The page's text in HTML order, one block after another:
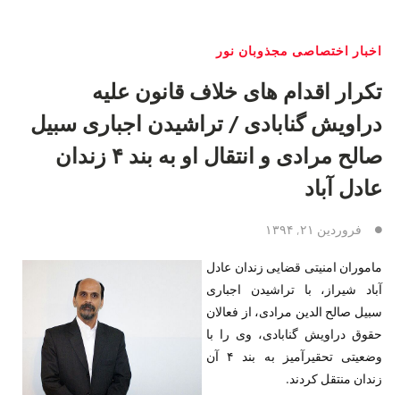
اخبار اختصاصی مجذوبان نور
تکرار اقدام هاى خلاف قانون علیه
دراویش گنابادى / تراشیدن اجبارى سبیل
صالح مرادى و انتقال او به بند ۴ زندان
عادل آباد
فروردین ۲۱, ۱۳۹۴
‫ماموران امنیتى قضایی زندان عادل
آباد شیراز، با تراشیدن اجبارى
سبیل صالح الدین مرادى، از فعالان
حقوق دراویش گنابادى، وى را با
وضعیتى تحقیرآمیز به بند ۴ آن
زندان منتقل کردند.